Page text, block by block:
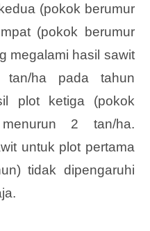
(pokok berumur
(pokok berumur
megalami hasil sawit
tan/ha pada tahun
plot ketiga (pokok
2 tan/ha.
untuk plot pertama
tidak dipengaruhi